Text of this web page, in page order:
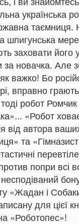
українська
таємниця.
шпигунська
заховати його
за новачка. Але
важко! Бо
вправно
робот
«Робот
від автора
та
попри всі
«Жадан і
для цієї
«Роботопес»!